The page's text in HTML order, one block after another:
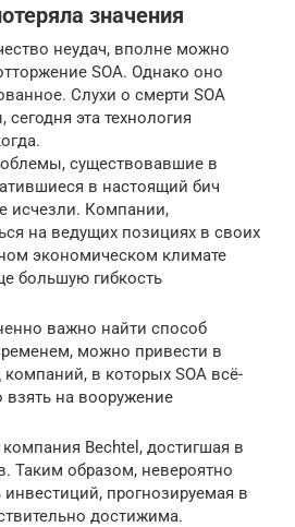
значения
неудач, вполне можно
SOA. Однако оно
Слухи о смерти SOA
эта технология
существовавшие в
в настоящий бич
исчезли. Компании,
на ведущих позициях в своих
экономическом климате
большую гибкость
важно найти способ
можно привести в
компаний, в которых SOA всё-
взять на вооружение
Bechtel, достигшая в
Таким образом, невероятно
прогнозируемая в
достижима.